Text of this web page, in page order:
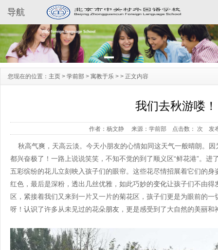
导航
您现在的位置： 主页 > 学前部 > 寓教于乐 > > 正文内容
我们去秋游喽！
作者：杨文静 来源：学前部 点击数： 次 发
秋高气爽，天高云淡。今天小朋友的心情如同这天气一般晴朗。
都兴奋极了！一路上说说笑笑，不知不觉的到了顺义区“鲜花港”。进
五彩缤纷的花儿立刻映入孩子们的眼帘。这些花尽情招展着它们的
红色，最后是深粉，透出几丝优雅，如此巧妙的变化让孩子们不由得
区，紧接着我们又来到一片又一片的菊花区，孩子们更是为眼前的
呀！ 认识了许多从未见过的花朵朋友 ，更是感受到了大自然的美丽